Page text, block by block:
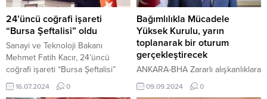
tedavi...
İktisadi ve İdari Bilimler
Fakültesi’nde 250, İlahiyat
Fakültesi’nde ise 300 öğrenciye
ulaşan ekipler, çeşitli başlıklar
altında öğrencilere kapsamlı
bilgiler sundu. Seminerlerde,
uyuşturucuyla mücadelede
toplumun...
24’üncü coğrafi işareti
“Bursa Şeftalisi” oldu
Sanayi ve Teknoloji Bakanı
Mehmet Fatih Kacır, 24’üncü
coğrafi işareti “Bursa Şeftalisi”
olduğunu duyurdu. 16 Temmuz
2024, 15:12 yayınlandı 24’üncü
16.07.2024 0
Bağımlılıkla Mücadele
Yüksek Kurulu, yarın
toplanarak bir oturum
gerçekleştirecek
ANKARA-BHA Zararlı alışkanlıklara
karşı yürütülen çalışmaların ve bu
mücadelede gelinen son
09.09.2024 0